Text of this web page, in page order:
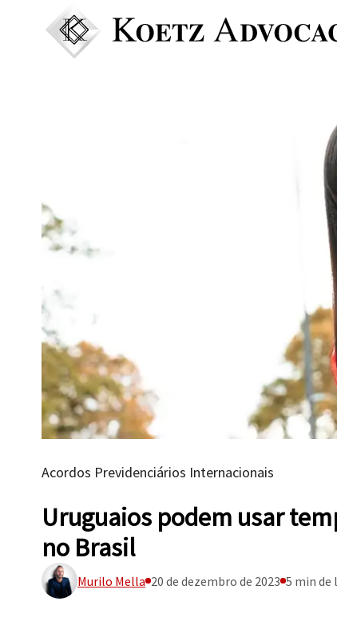
Acordos Previdenciários Internacionais
Uruguaios podem usar
no Brasil
Murilo Mella 20 de dezembro de 2023 5 min de